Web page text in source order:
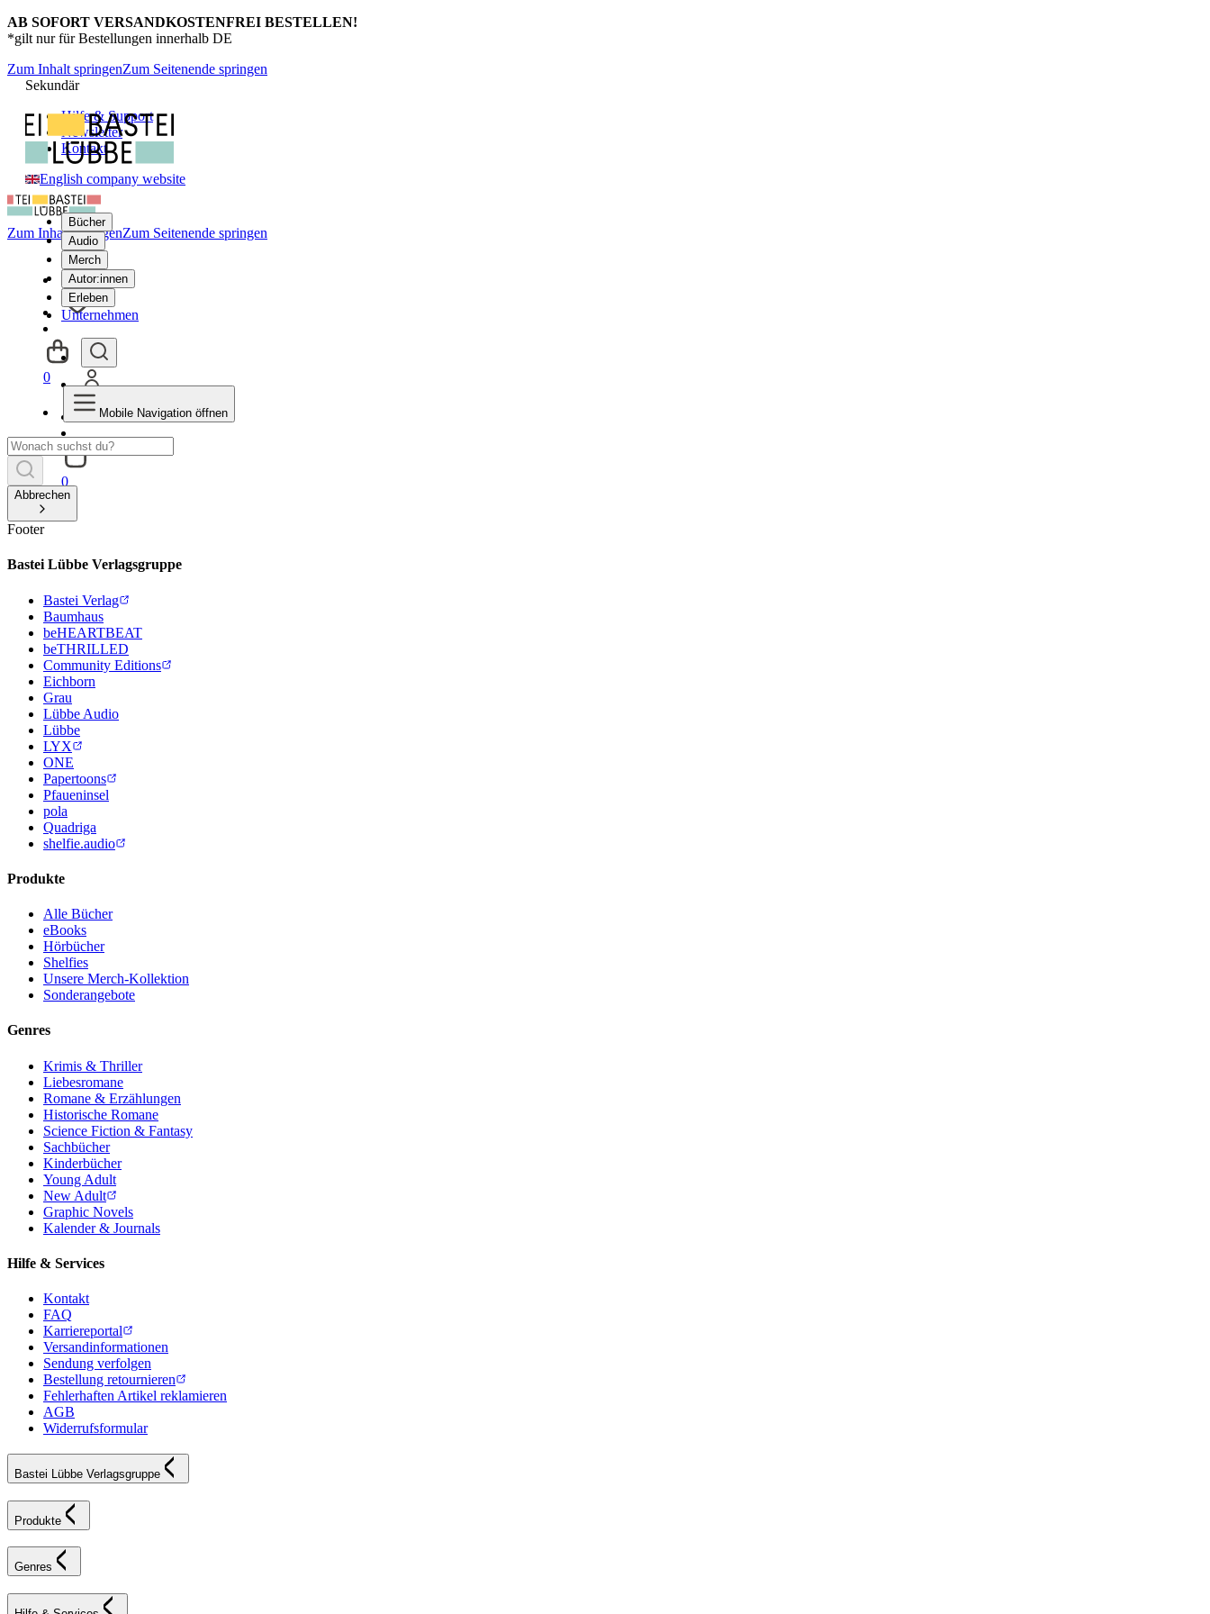
AB SOFORT VERSANDKOSTENFREI BESTELLEN!
*gilt nur für Bestellungen innerhalb DE
Zum Inhalt springenZum Seitenende springen
Sekundär
Hilfe & Support
Newsletter
Kontakt
English company website
Bücher
Audio
Merch
Autor:innen
Erleben
Unternehmen
0
Zum Inhalt springenZum Seitenende springen
0
Mobile Navigation öffnen
Abbrechen
Footer
Bastei Lübbe Verlagsgruppe
Bastei Verlag
Baumhaus
beHEARTBEAT
beTHRILLED
Community Editions
Eichborn
Grau
Lübbe Audio
Lübbe
LYX
ONE
Papertoons
Pfaueninsel
pola
Quadriga
shelfie.audio
Produkte
Alle Bücher
eBooks
Hörbücher
Shelfies
Unsere Merch-Kollektion
Sonderangebote
Genres
Krimis & Thriller
Liebesromane
Romane & Erzählungen
Historische Romane
Science Fiction & Fantasy
Sachbücher
Kinderbücher
Young Adult
New Adult
Graphic Novels
Kalender & Journals
Hilfe & Services
Kontakt
FAQ
Karriereportal
Versandinformationen
Sendung verfolgen
Bestellung retournieren
Fehlerhaften Artikel reklamieren
AGB
Widerrufsformular
Bastei Lübbe Verlagsgruppe
Produkte
Genres